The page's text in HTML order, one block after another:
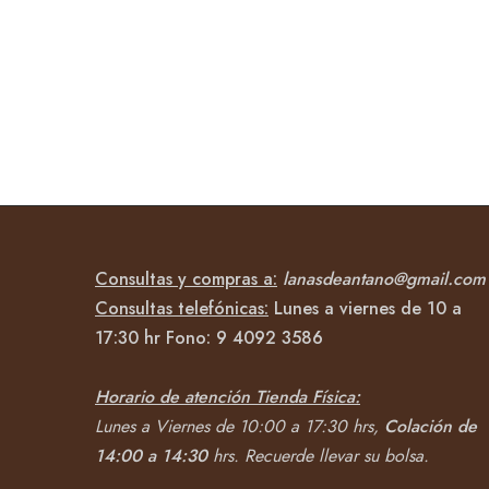
Consultas y compras a: lanasdeantano@gmail.com
Consultas telefónicas: Lunes a viernes de 10 a
17:30 hr Fono: 9 4092 3586
Horario de atención Tienda Física:
Lunes a Viernes de 10:00 a 17:30 hrs, Colación de
14:00 a 14:30hrs. Recuerde llevar su bolsa.